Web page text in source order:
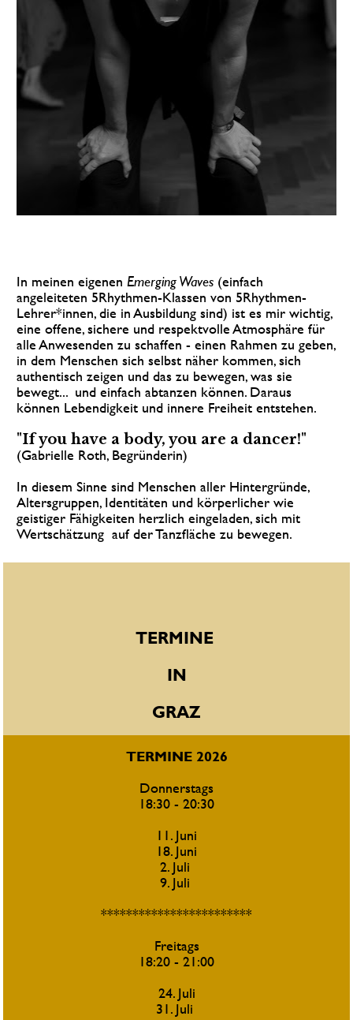
In meinen eigenen Emerging Waves (einfach
angeleiteten 5Rhythmen-Klassen von 5Rhythmen-
Lehrer*innen, die in Ausbildung sind) ist es mir wichtig,
eine offene, sichere und respektvolle Atmosphäre für
alle Anwesenden zu schaffen - einen Rahmen zu geben,
in dem Menschen sich selbst näher kommen, sich
authentisch zeigen und das zu bewegen, was sie
bewegt...  und einfach abtanzen können. Daraus
können Lebendigkeit und innere Freiheit entstehen.
(Gabrielle Roth, Begründerin)
In diesem Sinne sind Menschen aller Hintergründe,
Altersgruppen, Identitäten und körperlicher wie
geistiger Fähigkeiten herzlich eingeladen, sich mit
Wertschätzung  auf der Tanzfläche zu bewegen.
TERMINE
IN
GRAZ
TERMINE 2026
Donnerstags
18:30 - 20:30
11. Juni
18. Juni
2. Juli
9. Juli
************************
Freitags
18:20 - 21:00
24. Juli
31. Juli